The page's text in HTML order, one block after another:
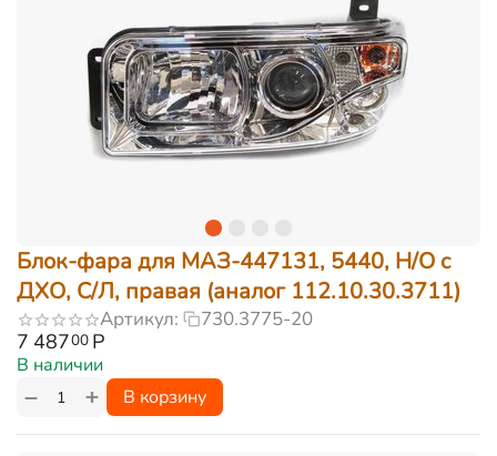
Блок-фара для МАЗ-447131, 5440, Н/О c
ДХО, С/Л, правая (аналог 112.10.30.3711)
Артикул: 730.3775-20
7 48700 Р
В наличии
+
− В корзину